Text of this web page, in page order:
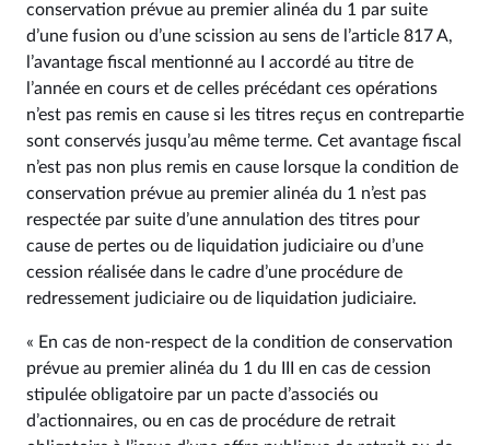
conservation prévue au premier alinéa du 1 par suite
d’une fusion ou d’une scission au sens de l’article 817 A,
l’avantage fiscal mentionné au I accordé au titre de
l’année en cours et de celles précédant ces opérations
n’est pas remis en cause si les titres reçus en contrepartie
sont conservés jusqu’au même terme. Cet avantage fiscal
n’est pas non plus remis en cause lorsque la condition de
conservation prévue au premier alinéa du 1 n’est pas
respectée par suite d’une annulation des titres pour
cause de pertes ou de liquidation judiciaire ou d’une
cession réalisée dans le cadre d’une procédure de
redressement judiciaire ou de liquidation judiciaire.
« En cas de non-respect de la condition de conservation
prévue au premier alinéa du 1 du III en cas de cession
stipulée obligatoire par un pacte d’associés ou
d’actionnaires, ou en cas de procédure de retrait